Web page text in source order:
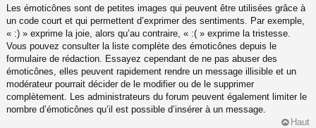
Les émoticônes sont de petites images qui peuvent être utilisées grâce à
un code court et qui permettent d’exprimer des sentiments. Par exemple,
« :) » exprime la joie, alors qu’au contraire, « :( » exprime la tristesse.
Vous pouvez consulter la liste complète des émoticônes depuis le
formulaire de rédaction. Essayez cependant de ne pas abuser des
émoticônes, elles peuvent rapidement rendre un message illisible et un
modérateur pourrait décider de le modifier ou de le supprimer
complètement. Les administrateurs du forum peuvent également limiter le
nombre d’émoticônes qu’il est possible d’insérer à un message.
Haut